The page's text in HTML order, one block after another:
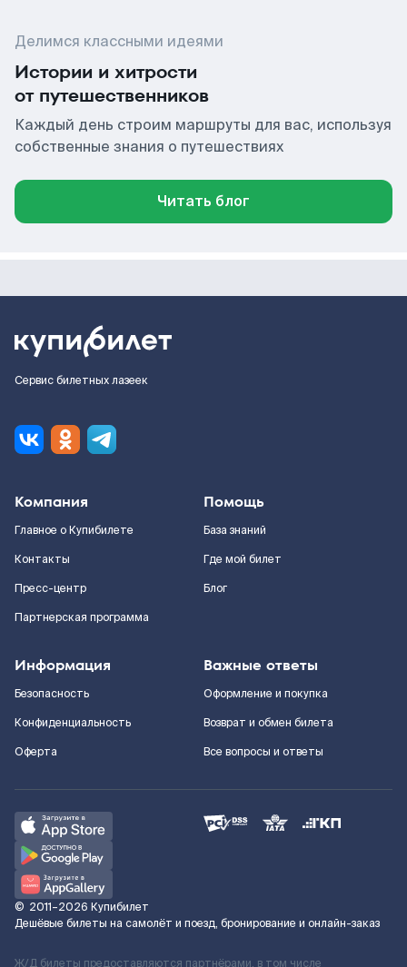
Делимся классными идеями
Истории и хитрости
от путешественников
Каждый день строим маршруты для вас, используя
собственные знания о путешествиях
Читать блог
Сервис билетных лазеек
Компания
Главное о Купибилете
Контакты
Пресс-центр
Партнерская программа
Помощь
База знаний
Где мой билет
Блог
Информация
Безопасность
Конфиденциальность
Оферта
Важные ответы
Оформление и покупка
Возврат и обмен билета
Все вопросы и ответы
© 2011–2026 Купибилет
Дешёвые билеты на самолёт и поезд, бронирование и онлайн-заказ
Ж/Д билеты предоставляются партнёрами, в том числе